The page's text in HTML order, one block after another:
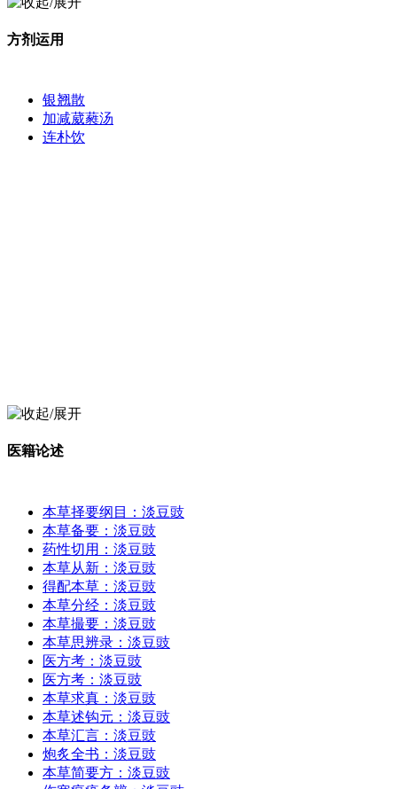
方剂运用
银翘散
加减葳蕤汤
连朴饮
医籍论述
本草择要纲目：淡豆豉
本草备要：淡豆豉
药性切用：淡豆豉
本草从新：淡豆豉
得配本草：淡豆豉
本草分经：淡豆豉
本草撮要：淡豆豉
本草思辨录：淡豆豉
医方考：淡豆豉
医方考：淡豆豉
本草求真：淡豆豉
本草述钩元：淡豆豉
本草汇言：淡豆豉
炮炙全书：淡豆豉
本草简要方：淡豆豉